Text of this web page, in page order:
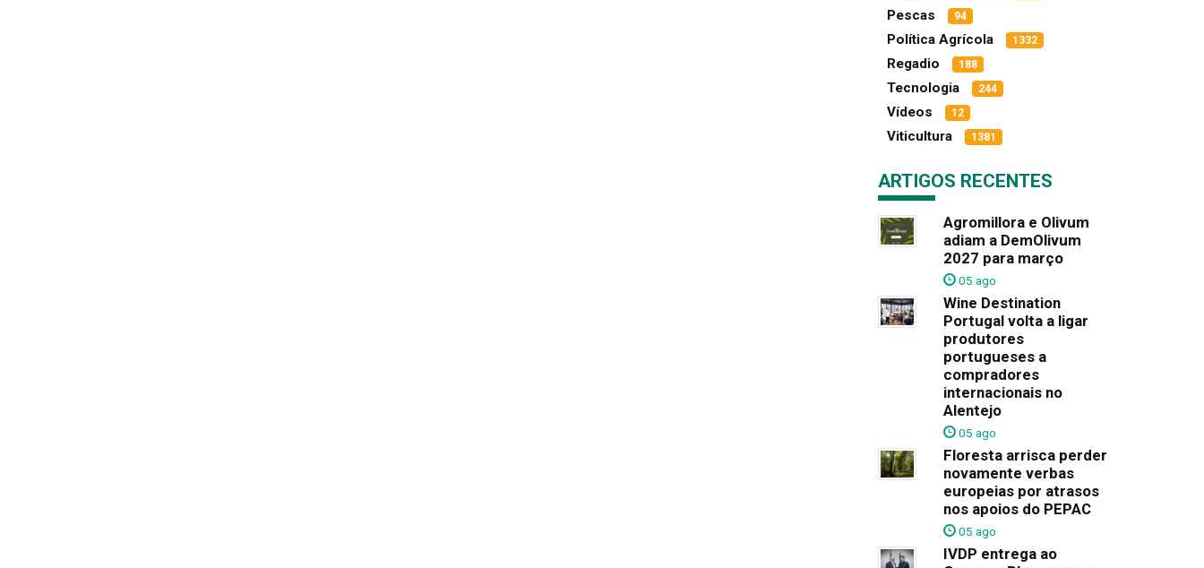
Pescas 94
Política Agrícola 1332
Regadio 188
Tecnologia 244
Vídeos 12
Viticultura 1381
ARTIGOS RECENTES
Agromillora e Olivum
adiam a DemOlivum
2027 para março
05 ago
Wine Destination
Portugal volta a ligar
produtores
portugueses a
compradores
internacionais no
Alentejo
05 ago
Floresta arrisca perder
novamente verbas
europeias por atrasos
nos apoios do PEPAC
05 ago
IVDP entrega ao